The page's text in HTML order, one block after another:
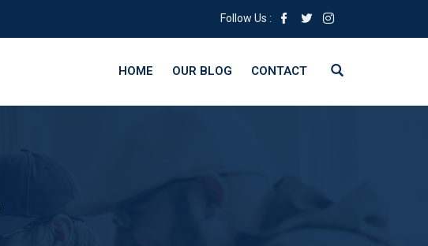
Follow Us :
HOME OUR BLOG CONTACT